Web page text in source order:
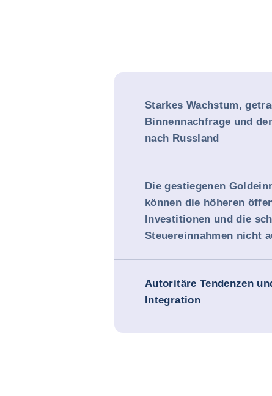
Starkes Wachstum,
Binnennachfrage und
nach Russland
Die gestiegenen
können die höheren
Investitionen und die
Steuereinnahmen nicht
Autoritäre Tendenzen
Integration